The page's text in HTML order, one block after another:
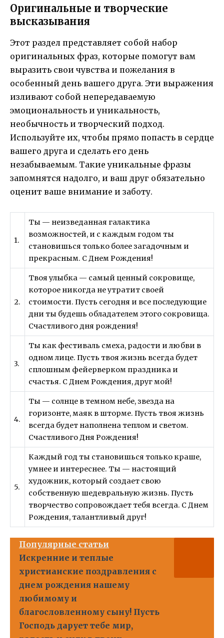
Оригинальные и творческие
высказывания
Этот раздел представляет собой набор
оригинальных фраз, которые помогут вам
выразить свои чувства и пожелания в
особенный день вашего друга. Эти выражения
изливают собой непередаваемую
эмоциональность и уникальность,
необычность и творческий подход.
Используйте их, чтобы прямо попасть в сердце
вашего друга и сделать его день
незабываемым. Такие уникальные фразы
запомнятся надолго, и ваш друг обязательно
оценит ваше внимание и заботу.
1.
Ты — неизведанная галактика
возможностей, и с каждым годом ты
становишься только более загадочным и
прекрасным. С Днем Рождения!
2.
Твоя улыбка — самый ценный сокровище,
которое никогда не утратит своей
стоимости. Пусть сегодня и все последующие
дни ты будешь обладателем этого сокровища.
Счастливого дня рождения!
3.
Ты как фестиваль смеха, радости и любви в
одном лице. Пусть твоя жизнь всегда будет
сплошным фейерверком праздника и
счастья. С Днем Рождения, друг мой!
4.
Ты — солнце в темном небе, звезда на
горизонте, маяк в шторме. Пусть твоя жизнь
всегда будет наполнена теплом и светом.
Счастливого Дня Рождения!
5.
Каждый год ты становишься только краше,
умнее и интереснее. Ты — настоящий
художник, который создает свою
собственную шедевральную жизнь. Пусть
творчество сопровождает тебя всегда. С Днем
Рождения, талантливый друг!
Популярные статьи
Искренние и теплые
христианские поздравления с
днем рождения нашему
любимому и
благословленному сыну! Пусть
Господь дарует тебе мир,